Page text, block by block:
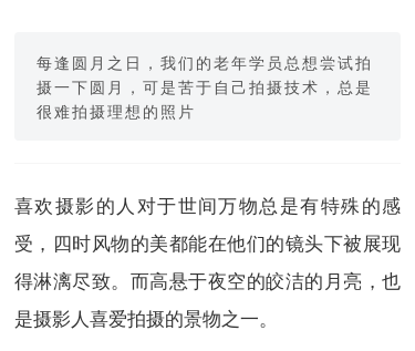
每逢圆月之日，我们的老年学员总想尝试拍
摄一下圆月，可是苦于自己拍摄技术，总是
很难拍摄理想的照片
喜欢摄影的人对于世间万物总是有特殊的感
受，四时风物的美都能在他们的镜头下被展现
得淋漓尽致。而高悬于夜空的皎洁的 月亮 ，也
是摄影人喜爱拍摄的景物之一。